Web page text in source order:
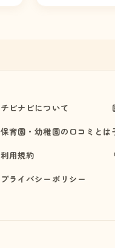
チビナビについて
保育園・幼稚園の口コミとは
利用規約
プライバシーポリシー